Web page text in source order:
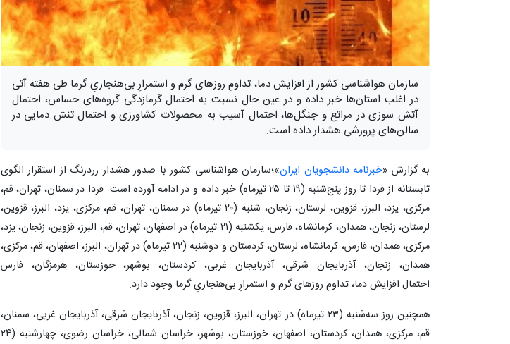
سازمان هواشناسی کشور از افزایش دما، تداومِ روزهای گرم و استمرارِ بی‌هنجاریِ گرما طی هفته آتی
در اغلب استان‌ها خبر داده و در عین حال نسبت به احتمال گرمازدگی گروه‌های حساس، احتمال
آتش سوزی در مراتع و جنگل‌ها، احتمال آسیب به محصولات کشاورزی و احتمال تنش دمایی در
سالن‌های پرورشی هشدار داده است.
به گزارش «خبرنامه دانشجویان ایران»؛سازمان هواشناسی کشور با صدور هشدار زردرنگ از استقرار الگوی
تابستانه از فردا تا روز پنج‌شنبه (۱۹ تا ۲۵ تیرماه) خبر داده و در ادامه آورده است: فردا در سمنان، تهران، قم،
مرکزی، یزد، البرز، قزوین، لرستان، زنجان، شنبه (۲۰ تیرماه) در سمنان، تهران، قم، مرکزی، یزد، البرز، قزوین،
لرستان، زنجان، همدان، کرمانشاه، فارس، یکشنبه (۲۱ تیرماه) در اصفهان، تهران، قم، البرز، قزوین، زنجان، یزد،
مرکزی، همدان، فارس، کرمانشاه، لرستان، کردستان و دوشنبه (۲۲ تیرماه) در تهران، البرز، اصفهان، قم، مرکزی،
همدان، زنجان، آذربایجان شرقی، آذربایجان غربی، کردستان، بوشهر، خوزستان، هرمزگان، فارس
احتمال افزایش دما، تداومِ روزهای گرم و استمرارِ بی‌هنجاریِ گرما وجود دارد.
همچنین روز سه‌شنبه (۲۳ تیرماه) در تهران، البرز، قزوین، زنجان، آذربایجان شرقی، آذربایجان غربی، سمنان،
قم، مرکزی، همدان، کردستان، اصفهان، خوزستان، بوشهر، خراسان شمالی، خراسان رضوی، چهارشنبه (۲۴